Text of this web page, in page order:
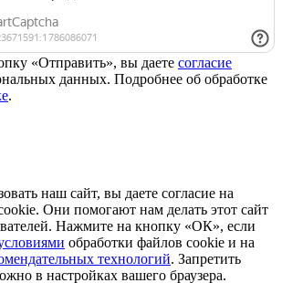
«Отправить», вы даете согласие
данных. Подробнее об обработке
.
наш сайт, вы даете согласие на
Они помогают нам делать этот сайт
Нажмите на кнопку «ОК», если
обработки файлов cookie и на
технологий. Запретить
в настройках вашего браузера.